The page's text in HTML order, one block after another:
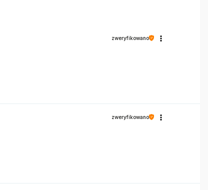
zweryfikowano
zweryfikowano